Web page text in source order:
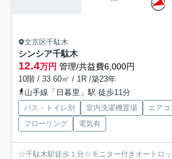
文京区千駄木
シンシア千駄木
12.4万円 管理/共益費6,000円
10階 / 33.60㎡ / 1R /築23年
山手線「日暮里」駅 徒歩11分
バス・トイレ別 室内洗濯機置場 エアコ
フローリング
電気有
☆千駄木駅徒歩１分☆モニター付きオートロ